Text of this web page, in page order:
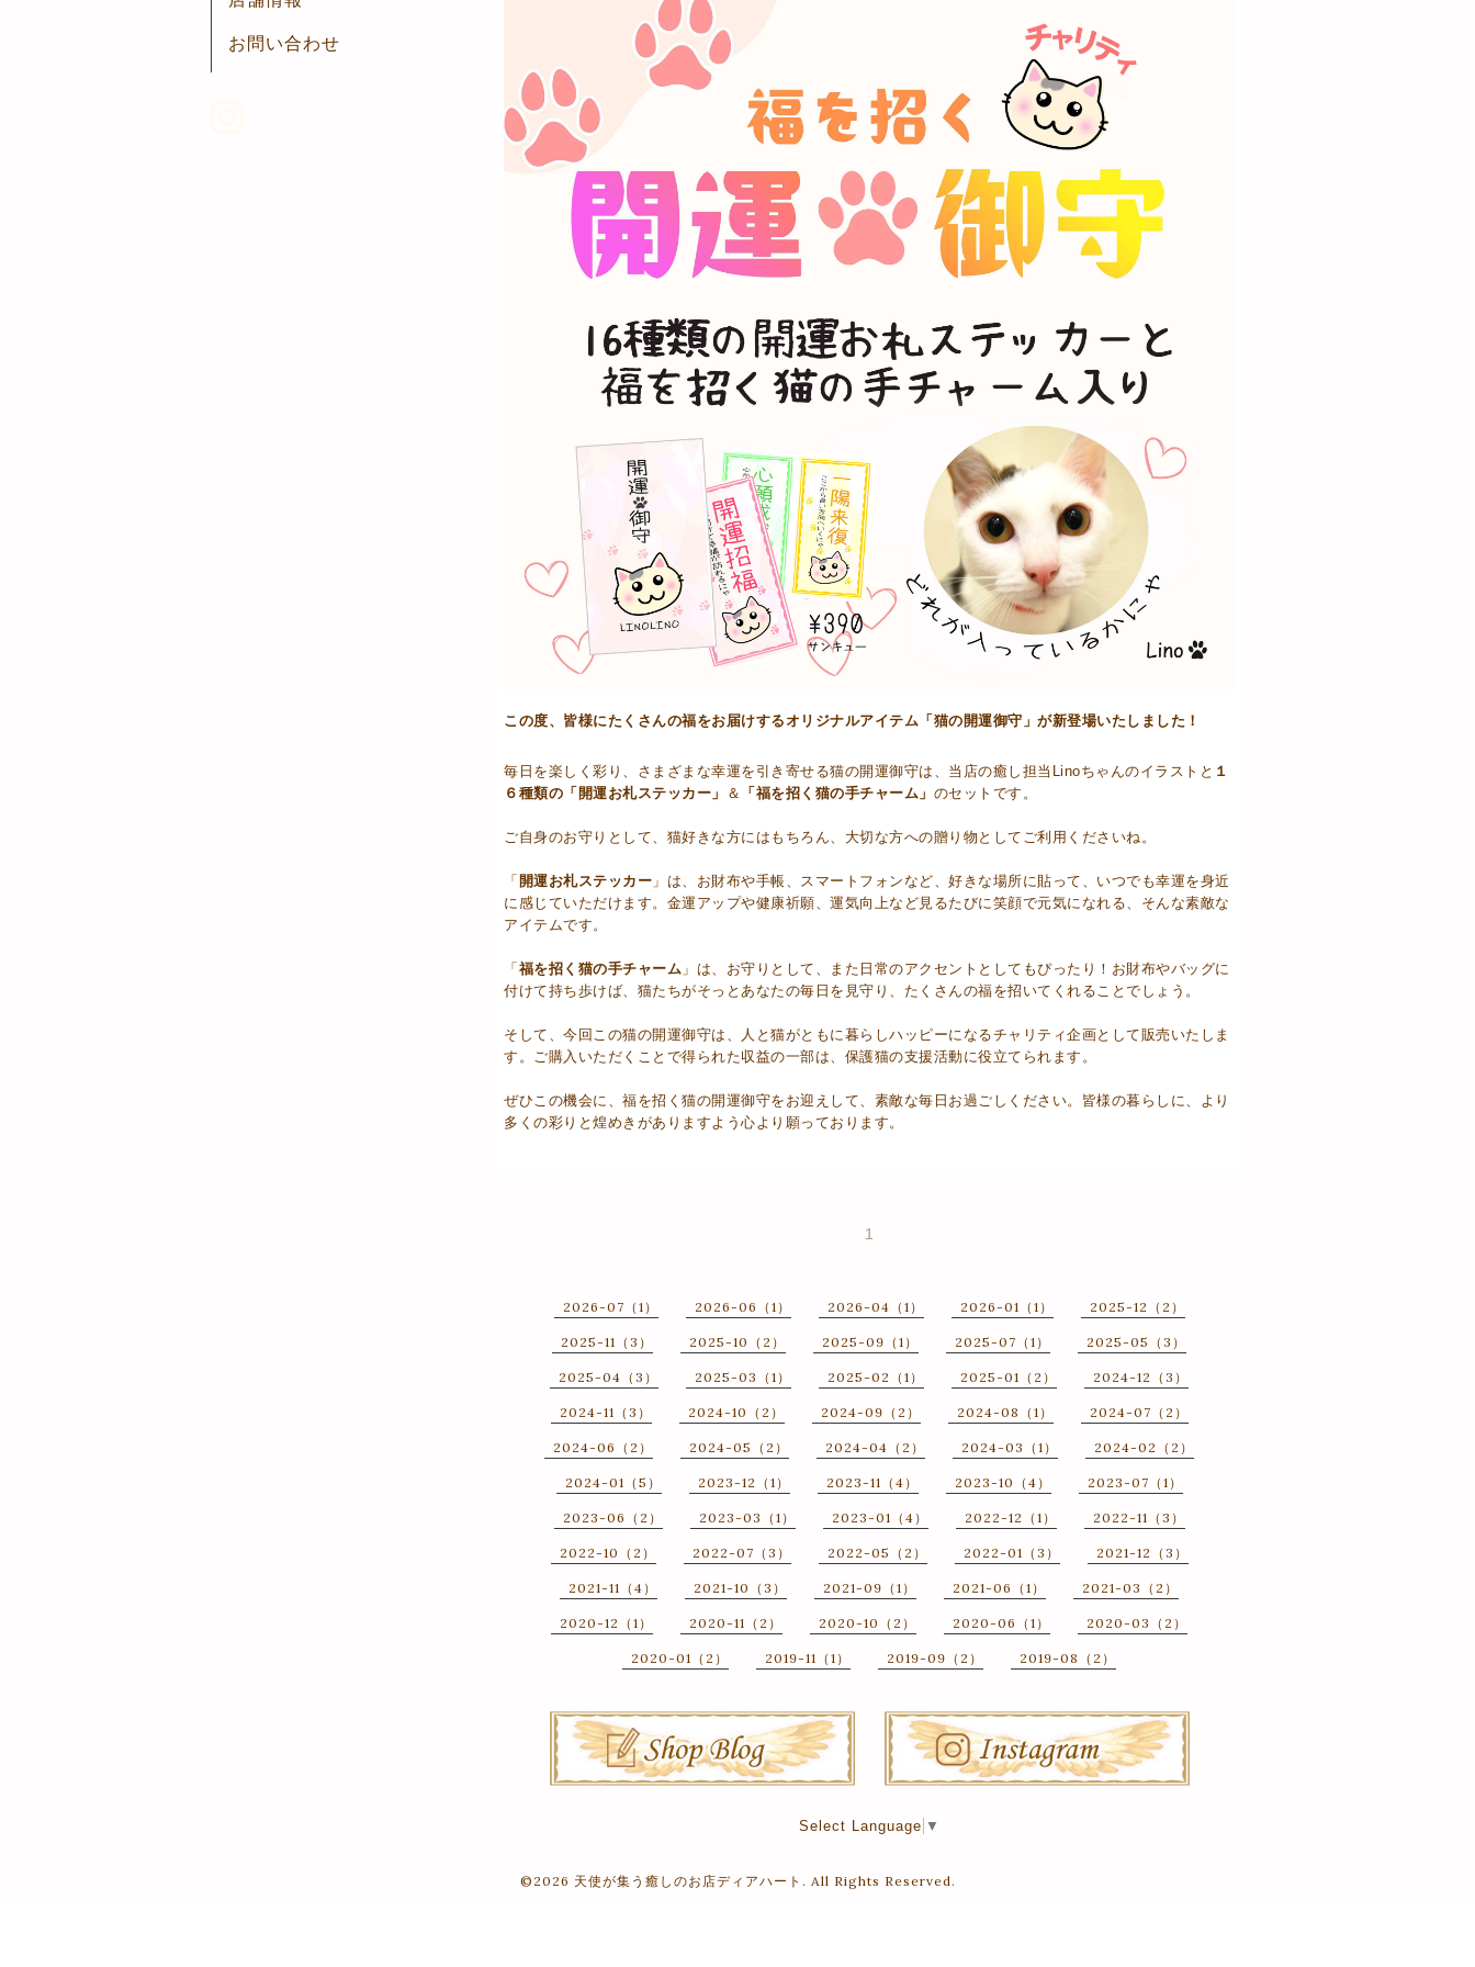
お問い合わせ
この度、皆様にたくさんの福をお届けするオリジナルアイテム「猫の開運御守」が新登場いたしました！
毎日を楽しく彩り、さまざまな幸運を引き寄せる猫の開運御守は、当店の癒し担当Linoちゃんのイラストと １
６種類の「開運お札ステッカー」
＆ 「福を招く猫の手チャーム」 のセットです。
ご自身のお守りとして、猫好きな方にはもちろん、大切な方への贈り物としてご利用くださいね。
「 開運お札ステッカー 」は、お財布や手帳、スマートフォンなど、好きな場所に貼って、いつでも幸運を身近
に感じていただけます。金運アップや健康祈願、運気向上など見るたびに笑顔で元気になれる、そんな素敵な
アイテムです。
「 福を招く猫の手チャーム 」は、お守りとして、また日常のアクセントとしてもぴったり！お財布やバッグに
付けて持ち歩けば、猫たちがそっとあなたの毎日を見守り、たくさんの福を招いてくれることでしょう。
そして、今回この猫の開運御守は、人と猫がともに暮らしハッピーになるチャリティ企画として販売いたしま
す。ご購入いただくことで得られた収益の一部は、保護猫の支援活動に役立てられます。
ぜひこの機会に、福を招く猫の開運御守をお迎えして、素敵な毎日お過ごしください。皆様の暮らしに、より
多くの彩りと煌めきがありますよう心より願っております。
1
2026-07（1） 2026-06（1） 2026-04（1） 2026-01（1） 2025-12（2）
2025-11（3） 2025-10（2） 2025-09（1） 2025-07（1） 2025-05（3）
2025-04（3） 2025-03（1） 2025-02（1） 2025-01（2） 2024-12（3）
2024-11（3） 2024-10（2） 2024-09（2） 2024-08（1） 2024-07（2）
2024-06（2） 2024-05（2） 2024-04（2） 2024-03（1） 2024-02（2）
2024-01（5） 2023-12（1） 2023-11（4） 2023-10（4） 2023-07（1）
2023-06（2） 2023-03（1） 2023-01（4） 2022-12（1） 2022-11（3）
2022-10（2） 2022-07（3） 2022-05（2） 2022-01（3） 2021-12（3）
2021-11（4） 2021-10（3） 2021-09（1） 2021-06（1） 2021-03（2）
2020-12（1） 2020-11（2） 2020-10（2） 2020-06（1） 2020-03（2）
2020-01（2） 2019-11（1） 2019-09（2） 2019-08（2）
Select Language ▼
©2026 天使が集う癒しのお店ディアハート . All Rights Reserved.